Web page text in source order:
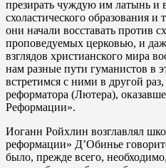
презирать чуждую им латынь и
схоластического образования
они начали восставать против
проповедуемых церковью, и
взглядов христианского мира
нам разные пути гуманистов
встретимся с ними в другой
реформатора (Лютера),
Реформации».
Иоганн Ройхлин возглавлял
реформации» Д’Обинье
было, прежде всего,